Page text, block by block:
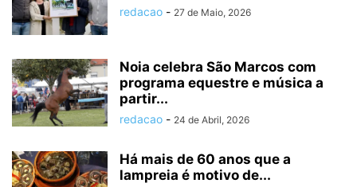
redacao - 27 de Maio, 2026
Noia celebra São Marcos com
programa equestre e música a
partir...
redacao - 24 de Abril, 2026
Há mais de 60 anos que a
lampreia é motivo de...